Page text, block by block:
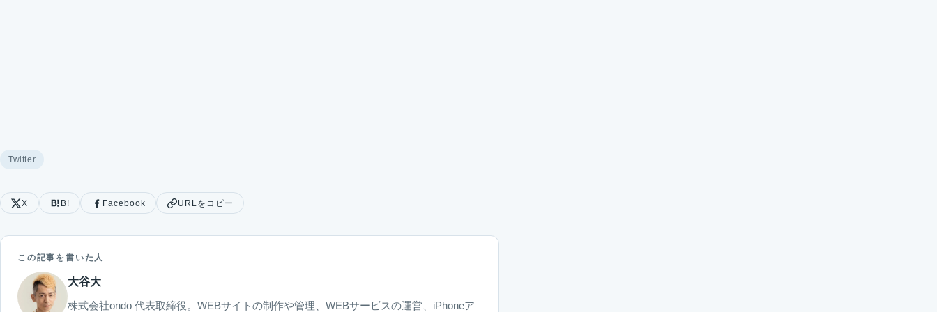
Twitter
X B! Facebook URLをコピー
この記事を書いた人
大谷大
株式会社ondo 代表取締役。WEBサイトの制作や管理、WEBサービスの運営、iPhoneア